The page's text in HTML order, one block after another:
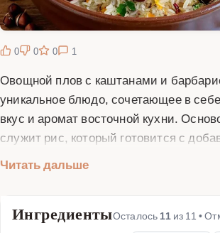
0 0 0 1
Овощной плов с каштанами и
уникальное блюдо, сочетающее в
вкус и аромат восточной кухни.
служит рис, который готовится с
блюду нежный ореховый вкус, а
подходит для тех, кто любит
Читать дальше
ИнгредиентыОсталось 11из 11 •